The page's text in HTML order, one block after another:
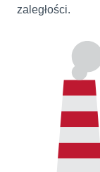
zaległości.